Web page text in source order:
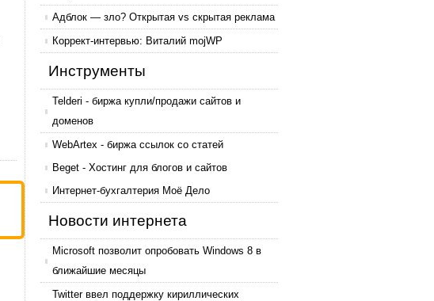
Адблок — зло? Открытая vs скрытая реклама
Коррект-интервью: Виталий mojWP
Инструменты
Telderi - биржа купли/продажи сайтов и
доменов
WebArtex - биржа ссылок со статей
Beget - Хостинг для блогов и сайтов
Интернет-бухгалтерия Моё Дело
Новости интернета
Microsoft позволит опробовать Windows 8 в
ближайшие месяцы
Twitter ввел поддержку кириллических